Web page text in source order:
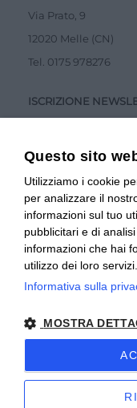
Via Prato, 9
12020 Melle (CN)
Tel. 0175 978276
ISCRIZIONE
Privacy policy|
Accessibilità| Sito
Questo sito
Utilizziamo i cookie
per analizzare il
informazioni sul tuo
pubblicitari e di
informazioni che hai
utilizzo dei loro servizi.
Informativa sulla
MOSTRA